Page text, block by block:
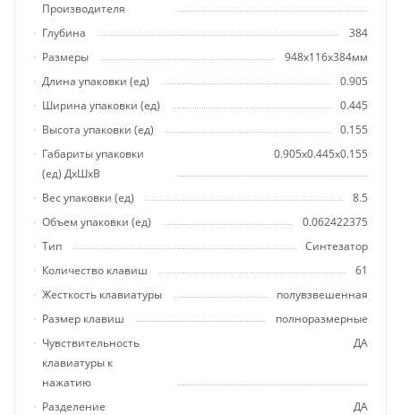
Производителя
Глубина
384
Размеры
948x116x384мм
Длина упаковки (ед)
0.905
Ширина упаковки (ед)
0.445
Высота упаковки (ед)
0.155
Габариты упаковки
(ед) ДхШхВ
0.905x0.445x0.155
Вес упаковки (ед)
8.5
Объем упаковки (ед)
0.062422375
Тип
Синтезатор
Количество клавиш
61
Жесткость клавиатуры
полувзвешенная
Размер клавиш
полноразмерные
Чувствительность
клавиатуры к
нажатию
ДА
Разделение
ДА